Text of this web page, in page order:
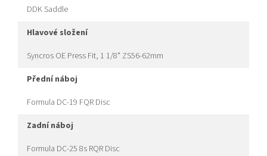
DDK Saddle
hlavové složení
Syncros OE Press Fit, 1 1/8" ZS56-62mm
přední náboj
Formula DC-19 FQR Disc
zadní náboj
Formula DC-25 8s RQR Disc